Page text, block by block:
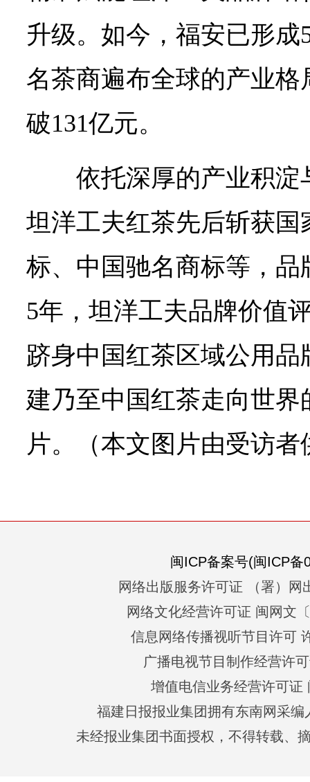
升级。如今，福安已形成
名茶商遍布全球的产业
破131亿元。
依托深厚的产业积
坦洋工夫红茶先后斩获
标、中国驰名商标等，品
5年，坦洋工夫品牌价值
跻身中国红茶区域公用
建乃至中国红茶走向世
片。（本文图片由受访者
闽ICP备案号(闽ICP备
网络出版服务许可证 （署）网
网络文化经营许可证 闽网文
信息网络传播视听节目许可
广播电视节目制作经营许
增值电信业务经营许可证
福建日报报业集团拥有东南网采
未经报业集团书面授权，不得转载、